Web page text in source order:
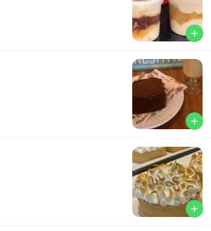
add
add
add